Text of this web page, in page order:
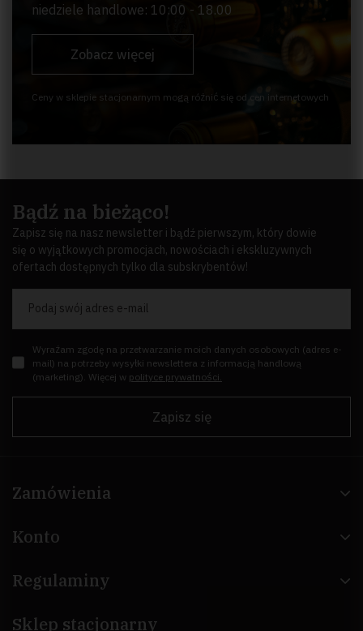
niedziele handlowe: 10:00 - 18.00
Zobacz więcej
Ceny w sklepie stacjonarnym mogą różnić się od cen internetowych
Bądź na bieżąco!
Zapisz się na nasz newsletter i bądź pierwszym, który dowie
się o wyjątkowych promocjach, nowościach i ekskluzywnych
ofertach dostępnych tylko dla subskrybentów!
Podaj swój adres e-mail
Wyrażam zgodę na przetwarzanie moich danych osobowych (adres e-
mail) na potrzeby wysyłki newslettera z informacją handlową
(marketing). Więcej w polityce prywatności.
Zapisz się
Zamówienia
Konto
Regulaminy
Sklep stacjonarny